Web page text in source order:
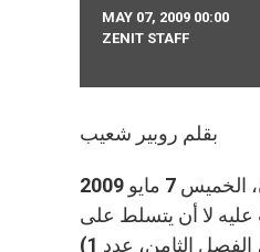
MAY 07, 2009 00:00
ZENIT STAFF
بقلم روبير شعيب
عليه لا أن يتسلط على